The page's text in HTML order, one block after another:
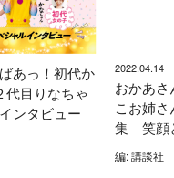
あっ！初代か
代目りなちゃ
ンタビュー
2022.04.14
おかあ
こお姉
集 笑顔
編: 講談社